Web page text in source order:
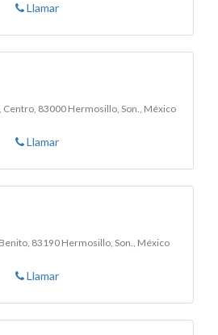
Llamar
Centro, 83000 Hermosillo, Son., México
Llamar
83190 Hermosillo, Son., México
Llamar